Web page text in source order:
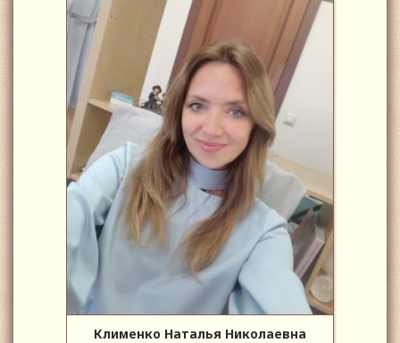
Клименко Наталья Николаевна